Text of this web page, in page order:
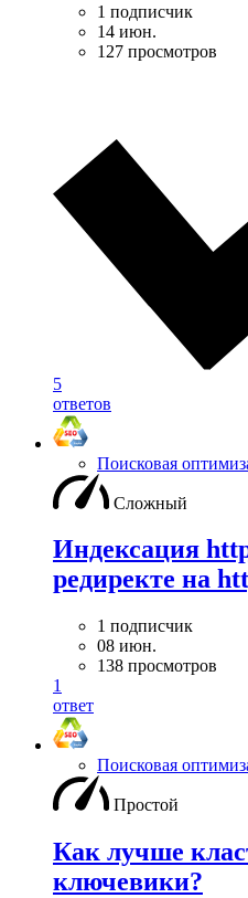
1 подписчик
14 июн.
127 просмотров
5
ответов
Поисковая
Сложный
Индексация
редиректе на
1 подписчик
08 июн.
138 просмотров
1
ответ
Поисковая
Простой
Как лучше
ключевики?